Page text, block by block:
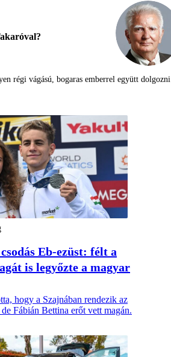
régi vágású, bogaras emberrel együtt
Eb-ezüst: félt a
is legyőzte a magyar
hogy a Szajnában rendezik az
Fábián Bettina erőt vett magán.